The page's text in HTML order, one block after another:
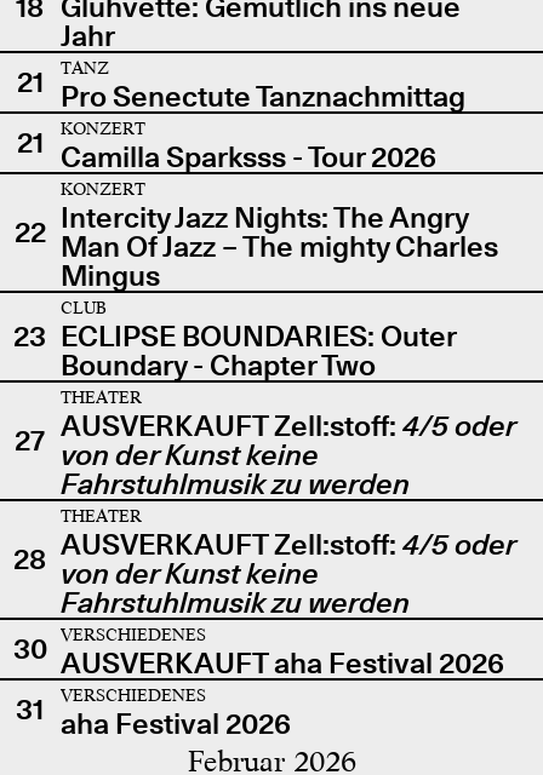
Jahr
21
TANZ
Pro Senectute Tanznachmittag
21
KONZERT
Camilla Sparksss - Tour 2026
22
KONZERT
Intercity Jazz Nights: The Angry
Man Of Jazz – The mighty Charles
Mingus
23
CLUB
ECLIPSE BOUNDARIES: Outer
Boundary - Chapter Two
27
THEATER
AUSVERKAUFT Zell:stoff: 4/5 oder
von der Kunst keine
Fahrstuhlmusik zu werden
28
THEATER
AUSVERKAUFT Zell:stoff: 4/5 oder
von der Kunst keine
Fahrstuhlmusik zu werden
30
VERSCHIEDENES
AUSVERKAUFT aha Festival 2026
31
VERSCHIEDENES
aha Festival 2026
Februar 2026